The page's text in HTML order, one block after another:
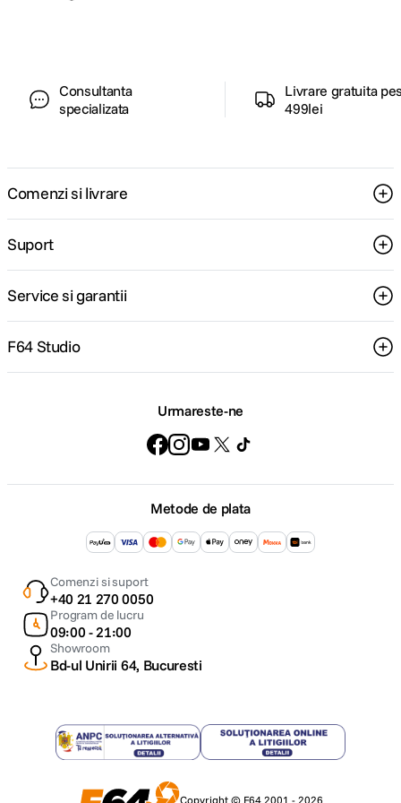
Consultanta
specializata
Livrare gratuita
499lei
Comenzi si livrare
Suport
Service si garantii
F64 Studio
Urmareste-ne
Metode de plata
Comenzi si suport
+40 21 270 0050
Program de lucru
09:00 - 21:00
Showroom
Bd-ul Unirii 64, Bucuresti
Copyright © F64 2001 - 2026